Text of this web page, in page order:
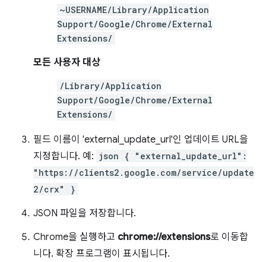
~USERNAME/Library/Application
Support/Google/Chrome/External
Extensions/
모든 사용자 대상
/Library/Application
Support/Google/Chrome/External
Extensions/
필드 이름이 'external_update_url'인 업데이트 URL을
지정합니다. 예: json { "external_update_url":
"https://clients2.google.com/service/update
2/crx" }
JSON 파일을 저장합니다.
Chrome을 실행하고 chrome://extensions로 이동합
니다. 확장 프로그램이 표시됩니다.